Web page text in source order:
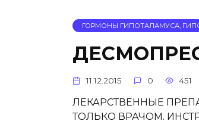
ГОРМОНЫ ГИПОТАЛАМУСА,
11.12.2015 0 451
ЛЕКАРСТВЕННЫЕ
ТОЛЬКО ВРАЧОМ.